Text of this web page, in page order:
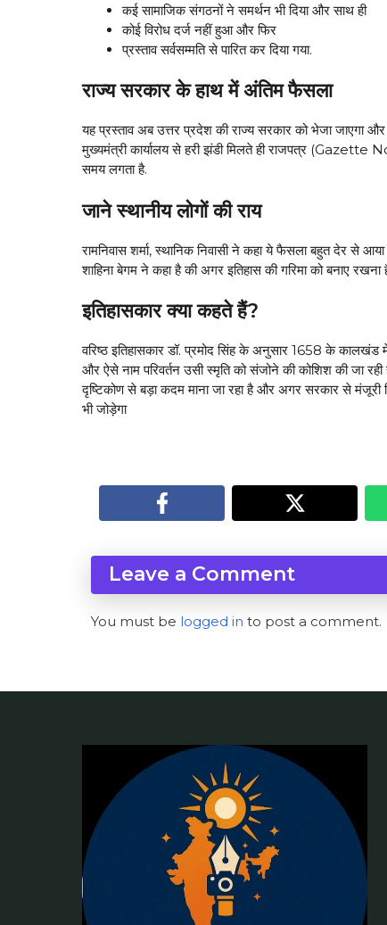
कई सामाजिक संगठनों ने समर्थन भी दिया और साथ ही
कोई विरोध दर्ज नहीं हुआ और फिर
प्रस्ताव सर्वसम्मति से पारित कर दिया गया.
राज्य सरकार के हाथ में अंतिम फैसला
यह प्रस्ताव अब उत्तर प्रदेश की राज्य सरकार को भेजा जाएगा
मुख्यमंत्री कार्यालय से हरी झंडी मिलते ही राजपत्र (Gazette
समय लगता है.
जाने स्थानीय लोगों की राय
रामनिवास शर्मा, स्थानिक निवासी ने कहा ये फैसला बहुत देर से
शाहिना बेगम ने कहा है की अगर इतिहास की गरिमा को बनाए
इतिहासकार क्या कहते हैं?
वरिष्ठ इतिहासकार डॉ. प्रमोद सिंह के अनुसार 1658 के कालखंड
और ऐसे नाम परिवर्तन उसी स्मृति को संजोने की कोशिश की जा
दृष्टिकोण से बड़ा कदम माना जा रहा है और अगर सरकार से मंजूरी
भी जोड़ेगा
Leave a Comment
You must be logged in to post a comment.